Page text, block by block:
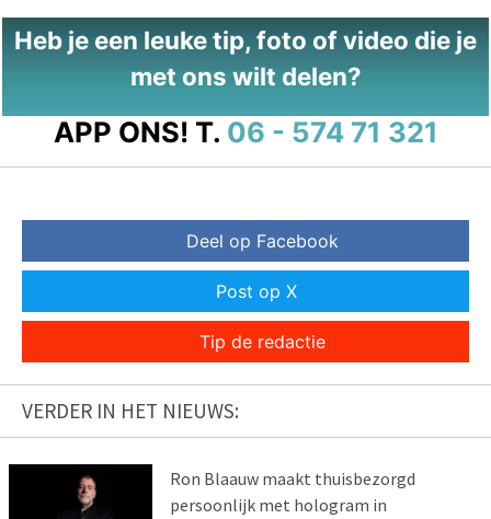
Heb je een leuke tip, foto of video die je
met ons wilt delen?
APP ONS! T. 06 - 574 71 321
Deel op Facebook
Post op X
Tip de redactie
VERDER IN HET NIEUWS:
Ron Blaauw maakt thuisbezorgd
persoonlijk met hologram in